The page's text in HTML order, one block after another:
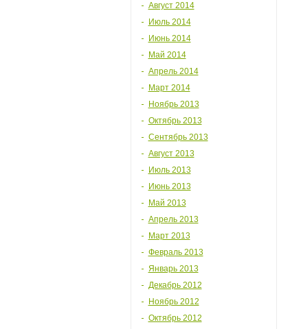
Август 2014
Июль 2014
Июнь 2014
Май 2014
Апрель 2014
Март 2014
Ноябрь 2013
Октябрь 2013
Сентябрь 2013
Август 2013
Июль 2013
Июнь 2013
Май 2013
Апрель 2013
Март 2013
Февраль 2013
Январь 2013
Декабрь 2012
Ноябрь 2012
Октябрь 2012